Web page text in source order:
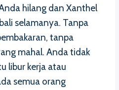
hilang dan Xanthel
selamanya. Tanpa
tanpa
mahal. Anda tidak
libur kerja atau
semua orang